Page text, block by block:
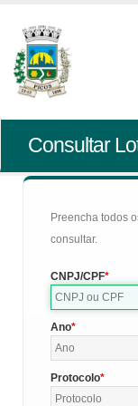
Consultar
Preencha todos
consultar.
CNPJ/CPF
Ano
Protocolo